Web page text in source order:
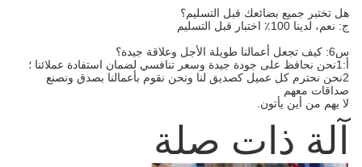
هل تختبر جميع بضائعك قبل التسليم؟
ج: نعم، لدينا 100٪ اختبار قبل التسليم
س6: كيف تجعل أعمالنا طويلة الأجل وعلاقة جيدة؟
أ:1نحن نحافظ على جودة جيدة وسعر تنافسي لضمان استفادة عملائنا ؛
2نحن نحترم كل عميل كصديق لنا ونحن نقوم بأعمالنا بصدق ونصنع
صداقات معهم
لا يهم من أين يأتون.
آلة ذات صلة